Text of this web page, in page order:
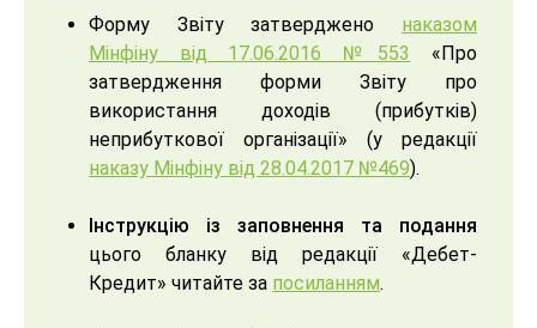
Форму Звіту затверджено наказом
Мінфіну від 17.06.2016 №553
«Про
затвердження форми Звіту про
використання доходів (прибутків)
неприбуткової організації» (у редакції
наказу Мінфіну від 28.04.2017 №469).
Інструкцію із заповнення та подання
цього бланку від редакції «Дебет-
Кредит» читайте за посиланням.